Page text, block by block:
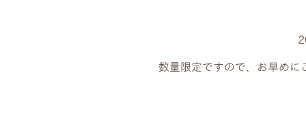
数量限定ですので、お早め